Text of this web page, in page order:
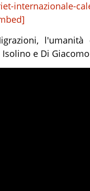
internazionale-
l'umanità
e Di Giacomo